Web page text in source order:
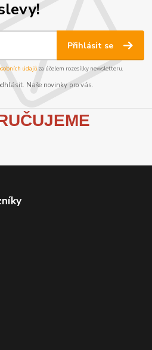
Přihlásit se
údajůza účelem rozesílky newsletteru.
Naše novinky pro vás.